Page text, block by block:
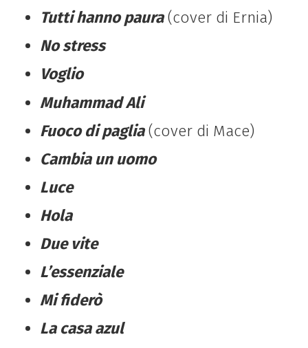
Tutti hanno paura(cover di Ernia)
No stress
Voglio
Muhammad Ali
Fuoco di paglia(cover di Mace)
Cambia un uomo
Luce
Hola
Due vite
L’essenziale
Mi fiderò
La casa azul